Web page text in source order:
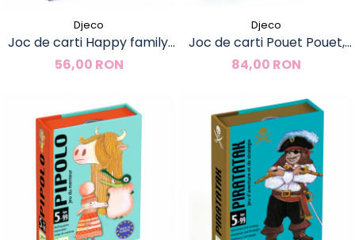
Djeco
Joc de carti Happy family,
Djeco
56,00 RON
Djeco
Joc de carti Pouet Pouet,
Djeco
84,00 RON